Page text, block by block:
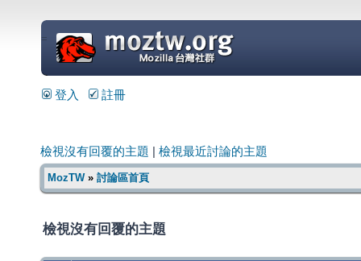
=
登入 註冊
檢視沒有回覆的主題 檢視最近討論的主題
MozTW» 討論區首頁
檢視沒有回覆的主題